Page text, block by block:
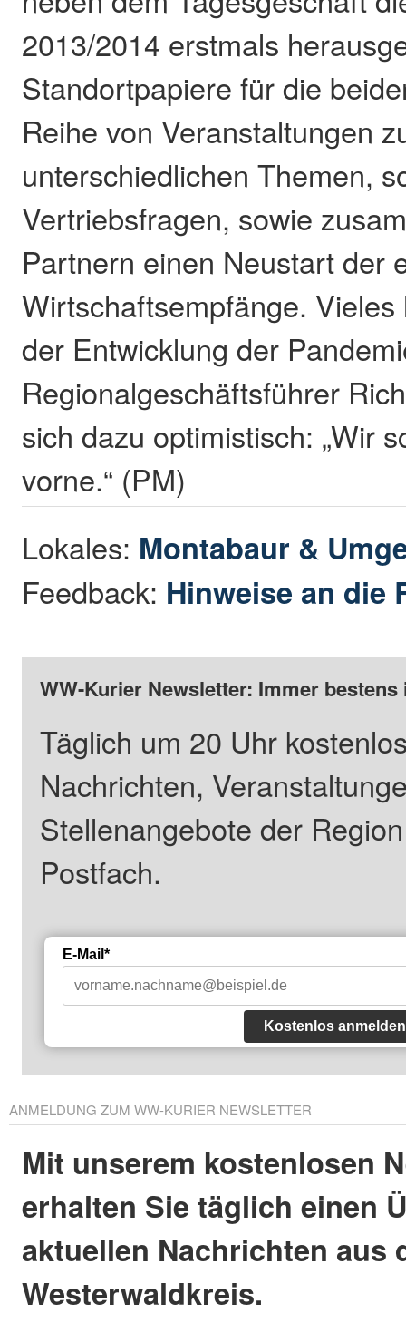
2013/2014 erstmals
Standortpapiere für die
Reihe von Veranstaltungen
unterschiedlichen Themen,
Vertriebsfragen, sowie
Partnern einen Neustart der
Wirtschaftsempfänge.
der Entwicklung der
Regionalgeschäftsführer
sich dazu optimistisch: „Wir
vorne.“ (PM)
Lokales: Montabaur &
Feedback: Hinweise an die
WW-Kurier Newsletter: Immer
Täglich um 20 Uhr
Nachrichten,
Stellenangebote der
Postfach.
E-Mail*
Kostenlos anmelden
ANMELDUNG ZUM WW-KURIER NEWSLETTER
Mit unserem kostenlosen
erhalten Sie täglich einen
aktuellen Nachrichten aus
Westerwaldkreis.